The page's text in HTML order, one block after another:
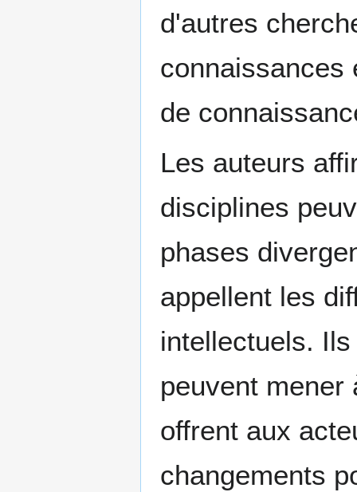
d'autres
connaissances
de
Les auteurs
disciplines
phases
appellent les
intellectuels.
peuvent
offrent aux
changements